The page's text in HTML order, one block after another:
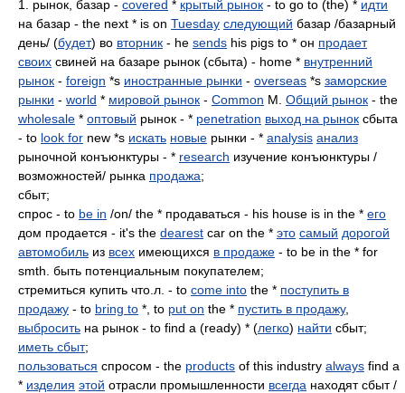
1. рынок, базар - covered * крытый рынок - to go to (the) * идти
на базар - the next * is on Tuesday следующий базар /базарный
день/ (будет) во вторник - he sends his pigs to * он продает
своих свиней на базаре рынок (сбыта) - home * внутренний
рынок - foreign *s иностранные рынки - overseas *s заморские
рынки - world * мировой рынок - Common M. Общий рынок - the
wholesale * оптовый рынок - * penetration выход на рынок сбыта
- to look for new *s искать новые рынки - * analysis анализ
рыночной конъюнктуры - * research изучение конъюнктуры /
возможностей/ рынка продажа;
сбыт;
спрос - to be in /on/ the * продаваться - his house is in the * его
дом продается - it's the dearest car on the * это самый дорогой
автомобиль из всех имеющихся в продаже - to be in the * for
smth. быть потенциальным покупателем;
стремиться купить что.л. - to come into the * поступить в
продажу - to bring to *, to put on the * пустить в продажу,
выбросить на рынок - to find a (ready) * (легко) найти сбыт;
иметь сбыт;
пользоваться спросом - the products of this industry always find a
* изделия этой отрасли промышленности всегда находят сбыт /